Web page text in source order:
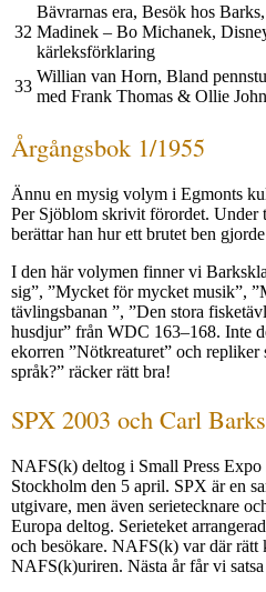
32
Bävrarnas era, Besök hos
Madinek – Bo Michanek,
kärleksförklaring
33
Willian van Horn, Bland
med Frank Thomas & Ollie
Årgångsbok 1/1955
Ännu en mysig volym i Egmonts
Per Sjöblom skrivit förordet. Under
berättar han hur ett brutet ben
I den här volymen finner vi
sig”, ”Mycket för mycket musik”,
tävlingsbanan ”, ”Den stora
husdjur” från WDC 163–168. Inte
ekorren ”Nötkreaturet” och repliker
språk?” räcker rätt bra!
SPX 2003 och Carl
NAFS(k) deltog i Small Press
Stockholm den 5 april. SPX är en
utgivare, men även serie­tecknare
Europa deltog. Serieteket
och besökare. NAFS(k) var där rätt
NAFS(k)uriren. Nästa år får vi